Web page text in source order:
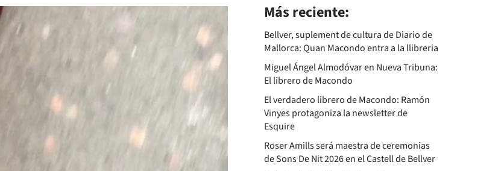
Más reciente:
Bellver, suplement de cultura de Diario de
Mallorca: Quan Macondo entra a la llibreria
Miguel Ángel Almodóvar en Nueva Tribuna:
El librero de Macondo
El verdadero librero de Macondo: Ramón
Vinyes protagoniza la newsletter de
Esquire
Roser Amills será maestra de ceremonias
de Sons De Nit 2026 en el Castell de Bellver